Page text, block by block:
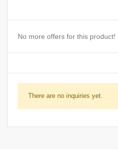
No more offers for this product!
There are no inquiries yet.